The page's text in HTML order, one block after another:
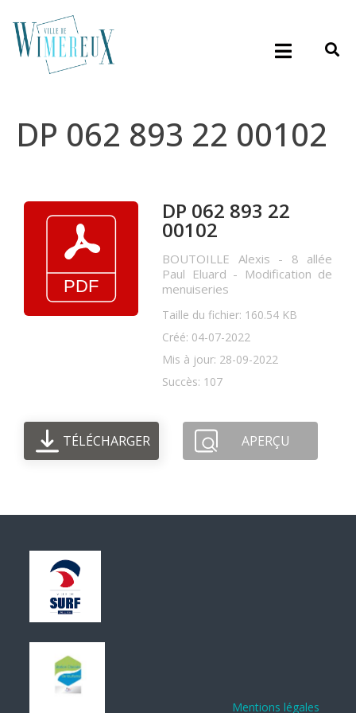
DP 062 893 22 00102
DP 062 893 22
00102
BOUTOILLE Alexis - 8 allée
Paul Eluard - Modification de
menuiseries
Taille du fichier: 160.54 KB
Créé: 04-07-2022
Mis à jour: 28-09-2022
Succès: 107
TÉLÉCHARGER APERÇU
Mentions légales